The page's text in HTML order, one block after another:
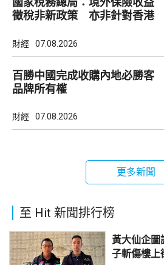
徵稅非新政策 亦非針對香港
財經 07.08.2026
百勝中國完成收購內地必勝客
品牌所有權
財經 07.08.2026
更多新聞
至 Hit 新聞排行榜
黃大仙企
子斬傷樓上